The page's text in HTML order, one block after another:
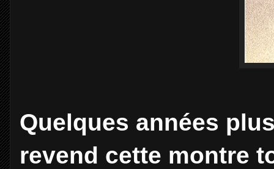
Quelques années
revend cette montre